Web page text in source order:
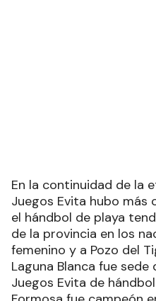
En la continuidad de la
Juegos Evita hubo más
el hándbol de playa
de la provincia en los
femenino y a Pozo del
Laguna Blanca fue sede
Juegos Evita de